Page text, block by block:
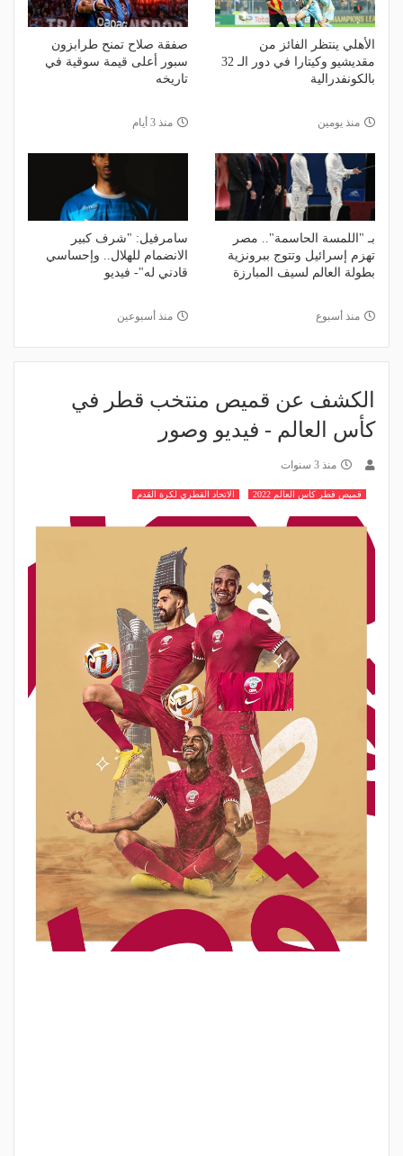
الأهلي ينتظر الفائز من
مقديشيو وكيتارا في دور الـ 32
بالكونفدرالية
منذ يومين
صفقة صلاح تمنح طرابزون
سبور أعلى قيمة سوقية في
تاريخه
منذ 3 أيام
بـ "اللمسة الحاسمة".. مصر
تهزم إسرائيل وتتوج ببرونزية
بطولة العالم لسيف المبارزة
منذ أسبوع
سامرفيل: "شرف كبير
الانضمام للهلال.. وإحساسي
قادني له"- فيديو
منذ أسبوعين
الكشف عن قميص منتخب قطر في
كأس العالم - فيديو وصور
منذ 3 سنوات
قميص قطر كاس العالم 2022 الاتحاد القطري لكرة القدم